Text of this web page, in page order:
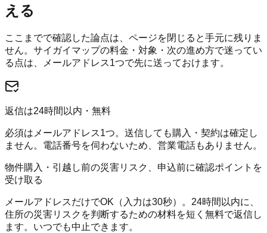
える
ここまでで確認した論点は、ページを閉じると手元に残りま
せん。 サイガイマップの料金・対象・次の進め方で迷ってい
る点は、メールアドレス1つで先に送っておけます。
返信は24時間以内・無料
必須はメールアドレス1つ。送信しても購入・契約は確定し
ません。電話番号を伺わないため、営業電話もありません。
物件購入・引越し前の災害リスク、申込前に確認ポイントを
受け取る
メールアドレスだけでOK（入力は30秒）。24時間以内に、
住所の災害リスクを判断するための材料を短く無料で返信し
ます。いつでも中止できます。